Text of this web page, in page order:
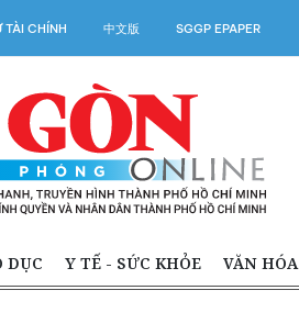
TÀI CHÍNH 中文版 SGGP EPAPER
DỤC Y TẾ - SỨC KHỎE VĂN HÓA